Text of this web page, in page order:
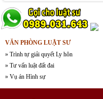
VĂN PHÒNG LUẬT SƯ
» Trình tự giải quyết Ly hôn
» Tư vấn luật đất đai
» Vụ án Hình sự